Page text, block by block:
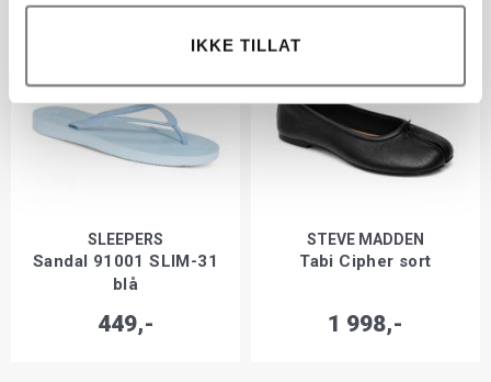
IKKE TILLAT
SLEEPERS
Sandal 91001 SLIM-31
blå
449,-
STEVE MADDEN
Tabi Cipher sort
1 998,-